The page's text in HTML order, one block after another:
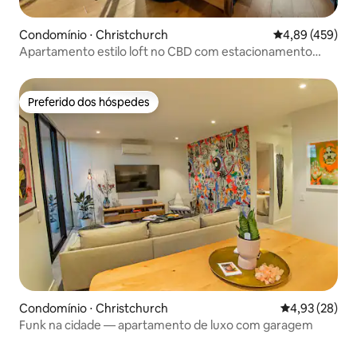
Condomínio ⋅ Christchurch 4,89 de uma
4,89 (459)
Apartamento estilo loft no CBD com estacionamento
Preferido dos hóspedes
Preferido dos hóspedes
Condomínio ⋅ Christchurch 4,93 de uma
4,93 (28)
Funk na cidade — apartamento de luxo com garagem